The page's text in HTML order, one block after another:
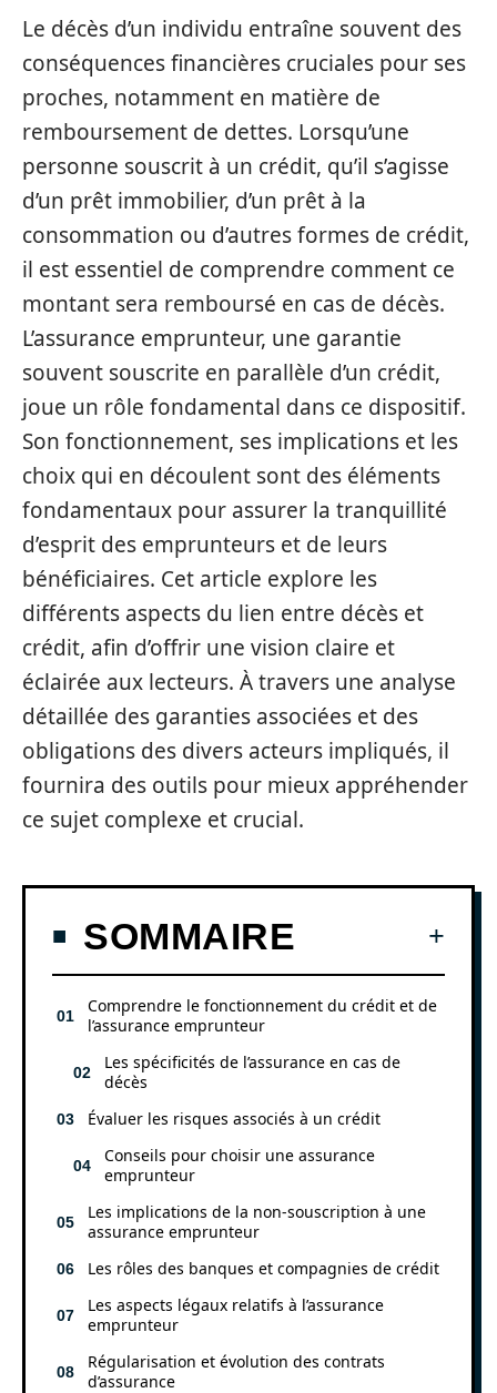
Le décès d’un individu entraîne souvent des
conséquences financières cruciales pour ses
proches, notamment en matière de
remboursement de dettes. Lorsqu’une
personne souscrit à un crédit, qu’il s’agisse
d’un prêt immobilier, d’un prêt à la
consommation ou d’autres formes de crédit,
il est essentiel de comprendre comment ce
montant sera remboursé en cas de décès.
L’assurance emprunteur, une garantie
souvent souscrite en parallèle d’un crédit,
joue un rôle fondamental dans ce dispositif.
Son fonctionnement, ses implications et les
choix qui en découlent sont des éléments
fondamentaux pour assurer la tranquillité
d’esprit des emprunteurs et de leurs
bénéficiaires. Cet article explore les
différents aspects du lien entre décès et
crédit, afin d’offrir une vision claire et
éclairée aux lecteurs. À travers une analyse
détaillée des garanties associées et des
obligations des divers acteurs impliqués, il
fournira des outils pour mieux appréhender
ce sujet complexe et crucial.
SOMMAIRE
Comprendre le fonctionnement du crédit et de
l’assurance emprunteur
Les spécificités de l’assurance en cas de
décès
Évaluer les risques associés à un crédit
Conseils pour choisir une assurance
emprunteur
Les implications de la non-souscription à une
assurance emprunteur
Les rôles des banques et compagnies de crédit
Les aspects légaux relatifs à l’assurance
emprunteur
Régularisation et évolution des contrats
d’assurance